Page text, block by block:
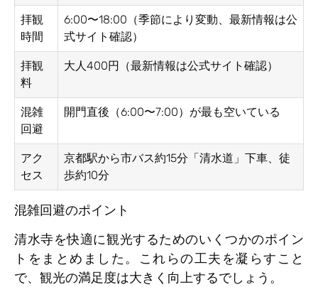
拝観
時間
6:00〜18:00（季節により変動、最新情報は公
式サイト確認）
拝観
料
大人400円（最新情報は公式サイト確認）
混雑
回避
開門直後（6:00〜7:00）が最も空いている
アク
セス
京都駅から市バス約15分「清水道」下車、徒
歩約10分
混雑回避のポイント
清水寺を快適に観光するためのいくつかのポイン
トをまとめました。これらの工夫を凝らすこと
で、観光の満足度は大きく向上するでしょう。